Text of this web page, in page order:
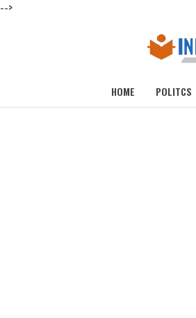
-->
HOME POLITCS